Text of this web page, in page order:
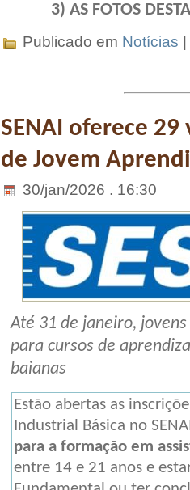
3) AS FOTOS
Publicado em Notícias
SENAI oferece
de Jovem
30/jan/2026 . 16:30
Até 31 de janeiro,
para cursos de
baianas
Estão abertas as
Industrial Básica no
para a formação em
entre 14 e 21 anos e